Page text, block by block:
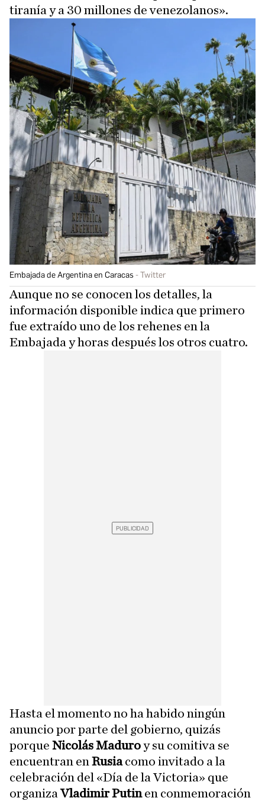
tiranía y a 30 millones de venezolanos».
Embajada de Argentina en Caracas Twitter
Aunque no se conocen los detalles, la
información disponible indica que primero
fue extraído uno de los rehenes en la
Embajada y horas después los otros cuatro.
Hasta el momento no ha habido ningún
anuncio por parte del gobierno, quizás
porque Nicolás Maduroy su comitiva se
encuentran en Rusiacomo invitado a la
celebración del «Día de la Victoria» que
organizaVladimir Putinen conmemoración